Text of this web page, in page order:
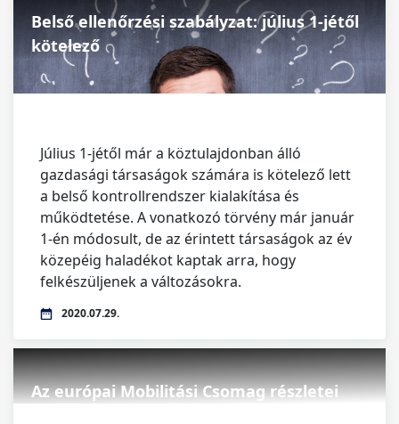
Belső ellenőrzési szabályzat: július 1-jétől
kötelező
Július 1-jétől már a köztulajdonban álló
gazdasági társaságok számára is kötelező lett
a belső kontrollrendszer kialakítása és
működtetése. A vonatkozó törvény már január
1-én módosult, de az érintett társaságok az év
közepéig haladékot kaptak arra, hogy
felkészüljenek a változásokra.
2020.07.29.
Az európai Mobilitási Csomag részletei